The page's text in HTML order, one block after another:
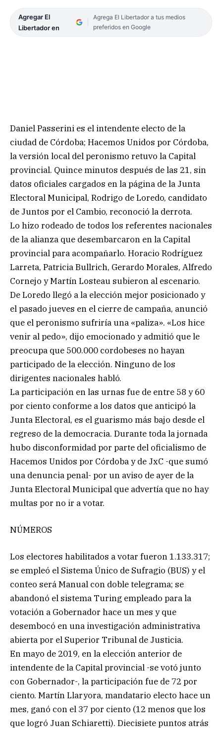
Agregar El
Libertador en
Agrega El Libertador a tus medios
preferidos en Google
Daniel Passerini es el intendente electo de la
ciudad de Córdoba; Hacemos Unidos por Córdoba,
la versión local del peronismo retuvo la Capital
provincial. Quince minutos después de las 21, sin
datos oficiales cargados en la página de la Junta
Electoral Municipal, Rodrigo de Loredo, candidato
de Juntos por el Cambio, reconoció la derrota.
Lo hizo rodeado de todos los referentes nacionales
de la alianza que desembarcaron en la Capital
provincial para acompañarlo. Horacio Rodríguez
Larreta, Patricia Bullrich, Gerardo Morales, Alfredo
Cornejo y Martín Losteau subieron al escenario.
De Loredo llegó a la elección mejor posicionado y
el pasado jueves en el cierre de campaña, anunció
que el peronismo sufriría una «paliza». «Los hice
venir al pedo», dijo emocionado y admitió que le
preocupa que 500.000 cordobeses no hayan
participado de la elección. Ninguno de los
dirigentes nacionales habló.
La participación en las urnas fue de entre 58 y 60
por ciento conforme a los datos que anticipó la
Junta Electoral, es el guarismo más bajo desde el
regreso de la democracia. Durante toda la jornada
hubo disconformidad por parte del oficialismo de
Hacemos Unidos por Córdoba y de JxC -que sumó
una denuncia penal- por un aviso de ayer de la
Junta Electoral Municipal que advertía que no hay
multas por no ir a votar.
NÚMEROS
Los electores habilitados a votar fueron 1.133.317;
se empleó el Sistema Único de Sufragio (BUS) y el
conteo será Manual con doble telegrama; se
abandonó el sistema Turing empleado para la
votación a Gobernador hace un mes y que
desembocó en una investigación administrativa
abierta por el Superior Tribunal de Justicia.
En mayo de 2019, en la elección anterior de
intendente de la Capital provincial -se votó junto
con Gobernador-, la participación fue de 72 por
ciento. Martín Llaryora, mandatario electo hace un
mes, ganó con el 37 por ciento (12 menos que los
que logró Juan Schiaretti). Diecisiete puntos atrás